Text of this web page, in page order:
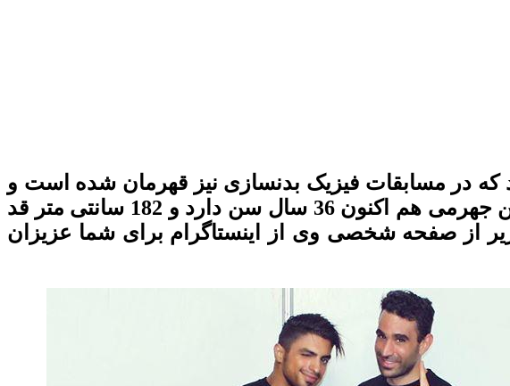
که در مسابقات فیزیک بدنسازی نیز قهرمان شده است و
از جمله ورزشکاران پر افتخار در زمینه پرورش اندام کشورمان می باشد.بنیامین جهرمی هم اکنون 36 سال سن دارد و 182 سانتی متر قد
زیر از صفحه شخصی وی از اینستاگرام برای شما عزیزان